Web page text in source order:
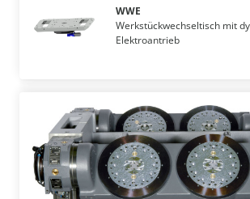
WWE
Werkstückwechseltisch mit
Elektroantrieb